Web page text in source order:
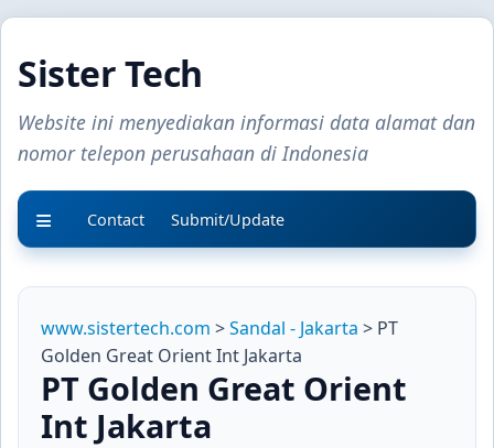
Sister Tech
Website ini menyediakan informasi data alamat dan
nomor telepon perusahaan di Indonesia
Contact Submit/Update
www.sistertech.com >Sandal - Jakarta > PT
Golden Great Orient Int Jakarta
PT Golden Great Orient
Int Jakarta